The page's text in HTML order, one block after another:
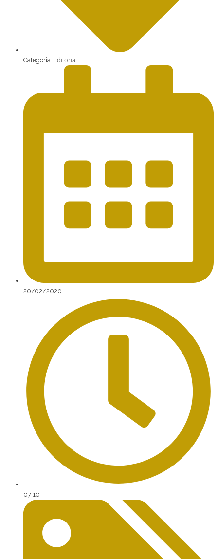
Categoria: Editorial
20/02/2020
07:10